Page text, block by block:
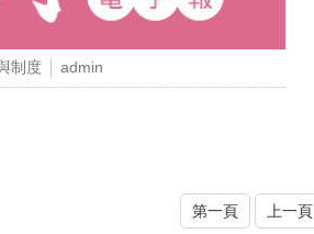
制度 admin
第一頁 上一頁